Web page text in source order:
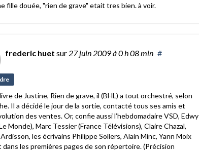
fille douée, "rien de grave" etait tres bien. à voir.
frederic huet sur 27 juin 2009à 0 h 08 min #
de Justine, Rien de grave, il (BHL) a tout orchestré, selon
Il a décidé le jour de la sortie, contacté tous ses amis et
des ventes. Or, confie aussi l’hebdomadaire VSD, Edwy
Monde), Marc Tessier (France Télévisions), Claire Chazal,
les écrivains Philippe Sollers, Alain Minc, Yann Moix
les premières pages de son répertoire. (Précision